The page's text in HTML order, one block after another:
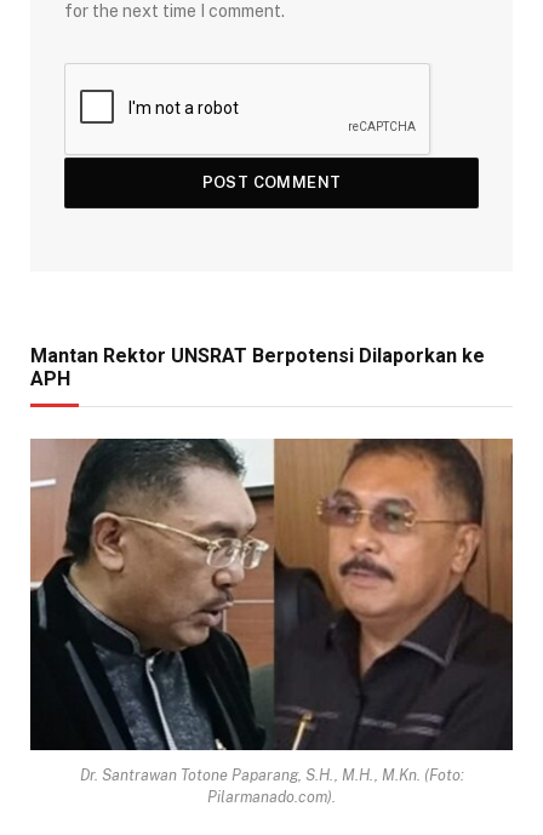
for the next time I comment.
Mantan Rektor UNSRAT Berpotensi Dilaporkan ke
APH
Dr. Santrawan Totone Paparang, S.H., M.H., M.Kn. (Foto:
Pilarmanado.com).